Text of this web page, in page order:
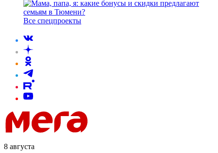
Все спецпроекты
8 августа